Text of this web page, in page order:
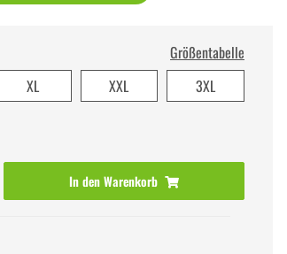
Größentabelle
XL XXL
3XL
In den Warenkorb